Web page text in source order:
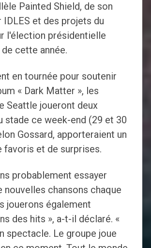
Painted Shield, de son
IDLES et des projets du
l'élection présidentielle
cette année.
en tournée pour soutenir
« Dark Matter », les
Seattle joueront deux
stade ce week-end (29 et 30
Gossard, apporteraient un
favoris et de surprises.
probablement essayer
nouvelles chansons chaque
jouerons également
des hits », a-t-il déclaré. «
spectacle. Le groupe joue